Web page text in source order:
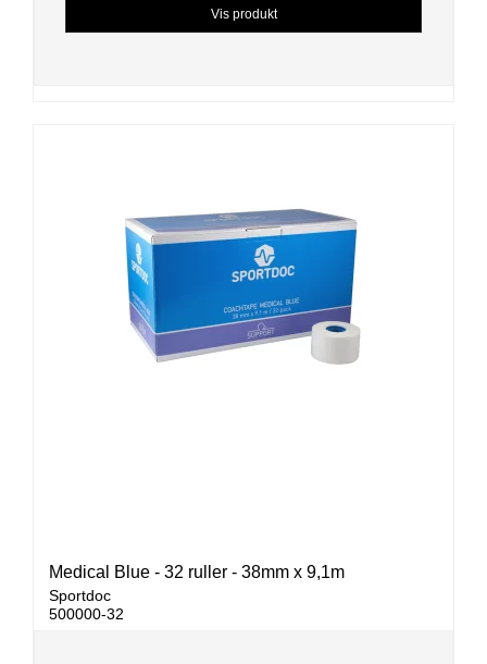
Vis produkt
Medical Blue - 32 ruller - 38mm x 9,1m
Sportdoc
500000-32